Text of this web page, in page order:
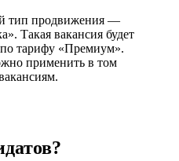
тип продвижения —
Такая вакансия будет
тарифу «Премиум».
применить в том